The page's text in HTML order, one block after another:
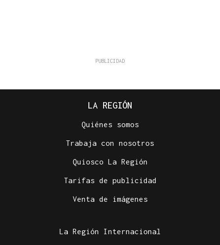
LA REGIÓN
Quiénes somos
Trabaja con nosotros
Quiosco La Región
Tarifas de publicidad
Venta de imágenes
La Región Internacional